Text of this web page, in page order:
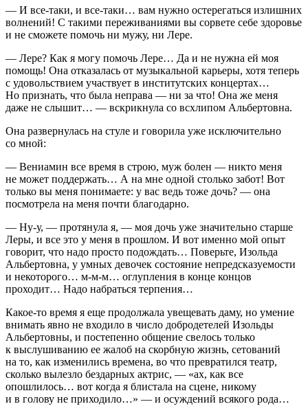
— И все-таки, и все-таки… вам нужно остерегаться излишних
волнений! С такими переживаниями вы сорвете себе здоровье
и не сможете помочь ни мужу, ни Лере.
— Лере? Как я могу помочь Лере… Да и не нужна ей моя
помощь! Она отказалась от музыкальной карьеры, хотя теперь
с удовольствием участвует в институтских концертах…
Но признать, что была неправа — ни за что! Она же меня
даже не слышит… — вскрикнула со всхлипом Альбертовна.
Она развернулась на стуле и говорила уже исключительно
со мной:
— Вениамин все время в строю, муж болен — никто меня
не может поддержать… А на мне одной столько забот! Вот
только вы меня понимаете: у вас ведь тоже дочь? — она
посмотрела на меня почти благодарно.
— Ну-у, — протянула я, — моя дочь уже значительно старше
Леры, и все это у меня в прошлом. И вот именно мой опыт
говорит, что надо просто подождать… Поверьте, Изольда
Альбертовна, у умных девочек состояние непредсказуемости
и некоторого… м-м-м… оглупления в конце концов
проходит… Надо набраться терпения…
Какое-то время я еще продолжала увещевать даму, но умение
внимать явно не входило в число добродетелей Изольды
Альбертовны, и постепенно общение свелось только
к выслушиванию ее жалоб на скорбную жизнь, сетований
на то, как изменились времена, во что превратился театр,
сколько вылезло бездарных актрис, — «ах, как все
опошлилось… вот когда я блистала на сцене, никому
и в голову не приходило…» — и осуждений всякого рода…